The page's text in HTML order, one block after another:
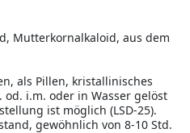
Mutterkornalkaloid, aus dem
als Pillen, kristallinisches
i.m. oder in Wasser gelöst
ist möglich (LSD-25).
gewöhnlich von 8-10 Std.